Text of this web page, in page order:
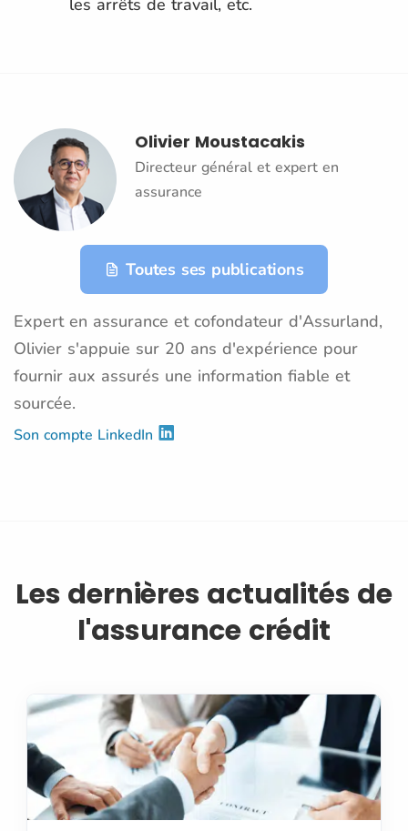
Olivier Moustacakis
Directeur général et expert en
assurance
Toutes ses publications
Expert en assurance et cofondateur d'Assurland,
Olivier s'appuie sur 20 ans d'expérience pour
fournir aux assurés une information fiable et
sourcée.
Son compte LinkedIn
Les dernières actualités de
l'assurance crédit